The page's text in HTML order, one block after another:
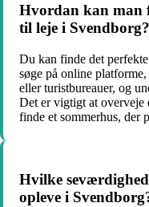
Hvordan kan man
til leje i Svendborg?
Du kan finde det
søge på online
eller turistbureauer, og
Det er vigtigt at overveje
finde et sommerhus, der
Hvilke
opleve i